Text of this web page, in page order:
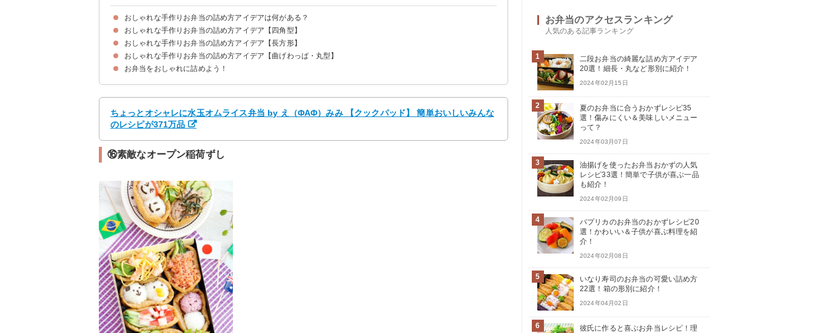
おしゃれな手作りお弁当の詰め方アイデアは何がある？
お弁当をおしゃれに見せる詰め方のコツ
おしゃれな手作りお弁当の詰め方アイデア【四角型】
①彩り豊かなおにぎらず弁当
②ポケットサンド弁当
③栄養満点の隠れのり弁当
④彩り鮮やかなちらし寿司弁当
⑤おしゃれな松花堂風弁当
⑥カフェ風ヘルシーサンドイッチ弁当
⑦おしゃれなおにぎらず弁当
⑧野菜たっぷりサンドイッチ弁当
おしゃれな手作りお弁当の詰め方アイデア【長方形】
①折りたたみ型おにぎらず弁当
②おにぎり2種弁当
③素敵なモザイク詰め弁当
④おかず要らずのタコスミートそぼろ弁当
⑤秋におすすめの手作り弁当
⑥おすすめレシピのカレー風味つくね弁当
⑦おかずたっぷり彩り弁当
⑧インスタ映えする華やか弁当
⑨心躍る彩り弁当
⑩栄養満点の海苔巻き和食弁当
⑪たっぷりおかずのお弁当
⑫おしゃれな唐揚げ弁当
⑬彩り豊かな牛丼弁当
⑭センスがいい大人のチキンライス弁当
⑮おしゃれな水玉オムライス弁当
⑯素敵なオープン稲荷ずし
⑰サラダ巻き弁当
⑱おかずたっぷり手作り弁当
⑲大人の唐揚げ弁当
⑳栄養満点の手作り弁当
㉑海苔巻き弁当
㉒大人の和食弁当
㉓フランスパンのサンドイッチ
㉔具沢山サンドイッチ弁当
㉕ロールパンサンド弁当
㉖4種のおにぎり弁当
おしゃれな手作りお弁当の詰め方アイデア【曲げわっぱ・丸型】
①おしゃれな和食弁当
②華やかおにぎり弁当
③彩り弁当
④炊き込みご飯弁当
⑤素敵な青椒肉絲のお弁当
⑥彩り肉巻き弁当
⑦見た目がいい三色弁当
⑧センスがいいキーマ弁当
⑨おしゃれ焼き鳥丼
⑩華やかヒレカツ弁当
⑪彩り鮭弁当
⑫カレーピラフ弁当
⑬野菜たっぷり弁当
⑭トンカツ弁当
⑮ハム巻きおにぎり弁当
⑯華やか鮭弁当
⑰オムライス弁当
⑱鮮やかそぼろ弁当
⑲照り焼きチキン弁当
⑳三色おにぎり弁当
㉑おかずたっぷりヘルシー弁当
お弁当をおしゃれに詰めよう！
ちょっとオシャレに水玉オムライス弁当 by え（ΦAΦ）みみ 【クックパッド】 簡単おいしいみんな
のレシピが371万品
⑯素敵なオープン稲荷ずし
お弁当のアクセスランキング
人気のある記事ランキング
1
二段お弁当の綺麗な詰め方アイデア
20選！細長・丸など形別に紹介！
2024年02月15日
2
夏のお弁当に合うおかずレシピ35
選！傷みにくい＆美味しいメニュー
って？
2024年03月07日
3
油揚げを使ったお弁当おかずの人気
レシピ33選！簡単で子供が喜ぶ一品
も紹介！
2024年02月09日
4
パプリカのお弁当のおかずレシピ20
選！かわいい＆子供が喜ぶ料理を紹
介！
2024年02月08日
5
いなり寿司のお弁当の可愛い詰め方
22選！箱の形別に紹介！
2024年04月02日
6
彼氏に作ると喜ぶお弁当レシピ！理